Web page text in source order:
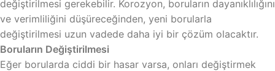
değiştirilmesi gerekebilir. Korozyon, boruların dayanıklılığını
ve verimliliğini düşüreceğinden, yeni borularla
değiştirilmesi uzun vadede daha iyi bir çözüm olacaktır.
Boruların Değiştirilmesi
Eğer borularda ciddi bir hasar varsa, onları değiştirmek